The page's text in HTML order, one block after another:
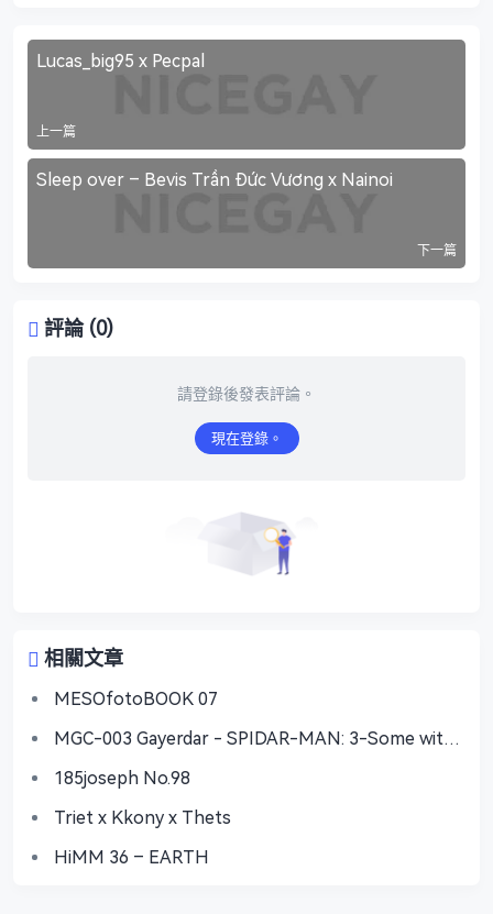
Lucas_big95 x Pecpal
上一篇
Sleep over – Bevis Trần Đức Vương x Nainoi
下一篇
評論 (0)
請登錄後發表評論。
現在登錄。
相關文章
MESOfotoBOOK 07
MGC-003 Gayerdar - SPIDAR-MAN: 3-Some with
Vecum & Doctor Ock
185joseph No.98
Triet x Kkony x Thets
HiMM 36 – EARTH